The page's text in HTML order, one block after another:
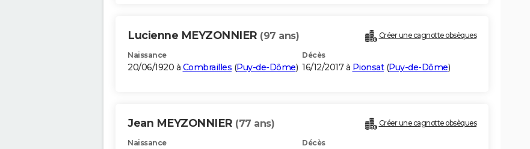
Lucienne MEYZONNIER (97 ans) Créer une cagnotte obsèques
Naissance
20/06/1920 à Combrailles (Puy-de-Dôme)
Décès
16/12/2017 à Pionsat(Puy-de-Dôme)
Jean MEYZONNIER (77 ans) Créer une cagnotte obsèques
Naissance Décès